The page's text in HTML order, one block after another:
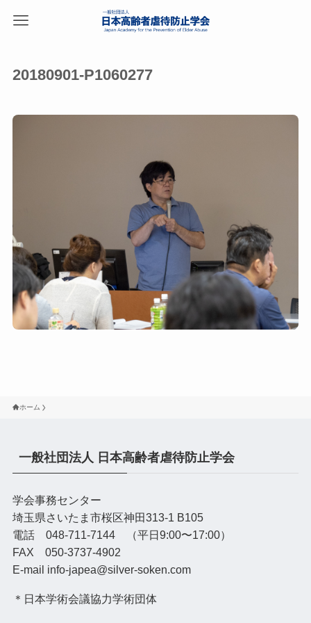
20180901-P1060277
ホーム
一般社団法人 日本高齢者虐待防止学会
学会事務センター
埼玉県さいたま市桜区神田313-1 B105
電話 048-711-7144 （平日9:00〜17:00）
FAX 050-3737-4902
E-mail info-japea@silver-soken.com
＊日本学術会議協力学術団体